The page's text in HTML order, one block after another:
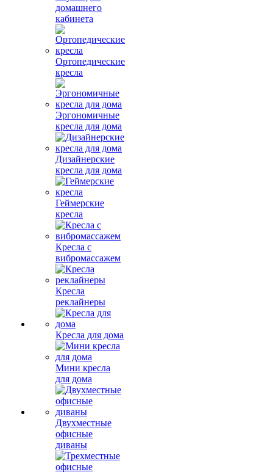
домашнего
кабинета
Ортопедические
кресла
Эргономичные
кресла для дома
Дизайнерские
кресла для дома
Геймерские
кресла
Кресла с
вибромассажем
Кресла
реклайнеры
Кресла для дома
Мини кресла
для дома
Двухместные
офисные
диваны